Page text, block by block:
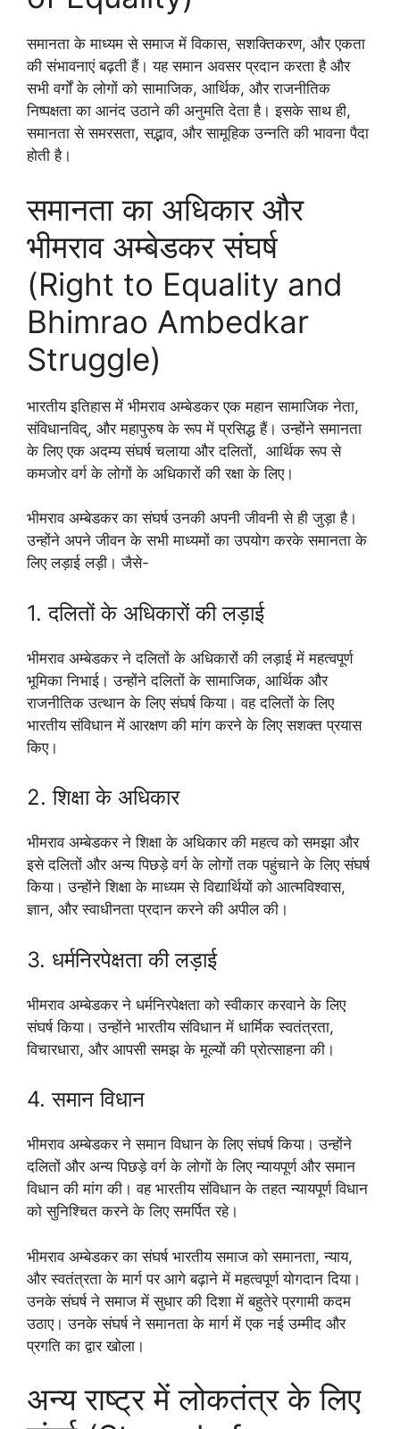
समानता के माध्यम से समाज में विकास, सशक्तिकरण, और एकता
की संभावनाएं बढ़ती हैं। यह समान अवसर प्रदान करता है और
सभी वर्गों के लोगों को सामाजिक, आर्थिक, और राजनीतिक
निष्पक्षता का आनंद उठाने की अनुमति देता है। इसके साथ ही,
समानता से समरसता, सद्भाव, और सामूहिक उन्नति की भावना पैदा
होती है।
समानता का अधिकार और
भीमराव अम्बेडकर संघर्ष
(Right to Equality and
Bhimrao Ambedkar
Struggle)
भारतीय इतिहास में भीमराव अम्बेडकर एक महान सामाजिक नेता,
संविधानविद्, और महापुरुष के रूप में प्रसिद्ध हैं। उन्होंने समानता
के लिए एक अदम्य संघर्ष चलाया और दलितों, आर्थिक रूप से
कमजोर वर्ग के लोगों के अधिकारों की रक्षा के लिए।
भीमराव अम्बेडकर का संघर्ष उनकी अपनी जीवनी से ही जुड़ा है।
उन्होंने अपने जीवन के सभी माध्यमों का उपयोग करके समानता के
लिए लड़ाई लड़ी। जैसे-
1. दलितों के अधिकारों की लड़ाई
भीमराव अम्बेडकर ने दलितों के अधिकारों की लड़ाई में महत्वपूर्ण
भूमिका निभाई। उन्होंने दलितों के सामाजिक, आर्थिक और
राजनीतिक उत्थान के लिए संघर्ष किया। वह दलितों के लिए
भारतीय संविधान में आरक्षण की मांग करने के लिए सशक्त प्रयास
किए।
2. शिक्षा के अधिकार
भीमराव अम्बेडकर ने शिक्षा के अधिकार की महत्व को समझा और
इसे दलितों और अन्य पिछड़े वर्ग के लोगों तक पहुंचाने के लिए संघर्ष
किया। उन्होंने शिक्षा के माध्यम से विद्यार्थियों को आत्मविश्वास,
ज्ञान, और स्वाधीनता प्रदान करने की अपील की।
3. धर्मनिरपेक्षता की लड़ाई
भीमराव अम्बेडकर ने धर्मनिरपेक्षता को स्वीकार करवाने के लिए
संघर्ष किया। उन्होंने भारतीय संविधान में धार्मिक स्वतंत्रता,
विचारधारा, और आपसी समझ के मूल्यों की प्रोत्साहना की।
4. समान विधान
भीमराव अम्बेडकर ने समान विधान के लिए संघर्ष किया। उन्होंने
दलितों और अन्य पिछड़े वर्ग के लोगों के लिए न्यायपूर्ण और समान
विधान की मांग की। वह भारतीय संविधान के तहत न्यायपूर्ण विधान
को सुनिश्चित करने के लिए समर्पित रहे।
भीमराव अम्बेडकर का संघर्ष भारतीय समाज को समानता, न्याय,
और स्वतंत्रता के मार्ग पर आगे बढ़ाने में महत्वपूर्ण योगदान दिया।
उनके संघर्ष ने समाज में सुधार की दिशा में बहुतेरे प्रगामी कदम
उठाए। उनके संघर्ष ने समानता के मार्ग में एक नई उम्मीद और
प्रगति का द्वार खोला।
अन्य राष्ट्र में लोकतंत्र के लिए